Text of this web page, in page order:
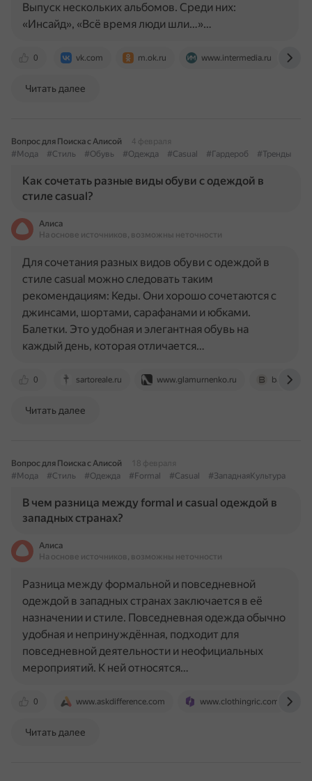
0 vk.com m.ok.ru www.intermedia.ru
Выпуск нескольких альбомов. Среди них:
«Инсайд», «Всё время люди шли…»…
Читать далее
Вопрос для Поиска с Алисой
4 февраля
#Мода
#Стиль #Обувь #Одежда #Casual #Гардероб #Тренды
Как сочетать разные виды обуви с одеждой в
стиле casual?
Алиса
На основе источников, возможны неточности
0 sartoreale.ru www.glamurnenko.ru baon.ru
Для сочетания разных видов обуви с одеждой в
стиле casual можно следовать таким
рекомендациям: Кеды. Они хорошо сочетаются с
джинсами, шортами, сарафанами и юбками.
Балетки. Это удобная и элегантная обувь на
каждый день, которая отличается…
Читать далее
Вопрос для Поиска с Алисой
18 февраля
#Мода
#Стиль #Одежда #Formal #Casual #ЗападнаяКультура
В чем разница между formal и casual одеждой в
западных странах?
Алиса
На основе источников, возможны неточности
0 www.askdifference.com www.clothingric.com
Разница между формальной и повседневной
одеждой в западных странах заключается в её
назначении и стиле. Повседневная одежда обычно
удобная и непринуждённая, подходит для
повседневной деятельности и неофициальных
мероприятий. К ней относятся…
Читать далее